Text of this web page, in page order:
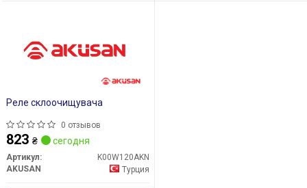
Реле склоочищувача
0 отзывов
823 ₴ сегодня
Артикул:
K00W120AKN
AKUSAN
Турция